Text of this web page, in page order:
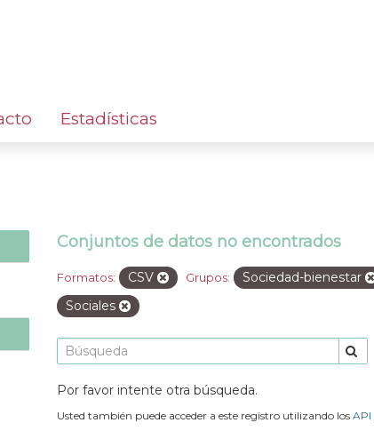
Estadísticas
Conjuntos de datos no encontrados
Formatos: CSV Grupos: Sociedad-bienestar
Sociales
Por favor intente otra búsqueda.
Usted también puede acceder a este registro utilizando los API